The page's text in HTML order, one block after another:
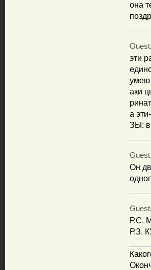
она
эти
аки
а
ЗЫ: в
Он
Р.С.
Р.З.